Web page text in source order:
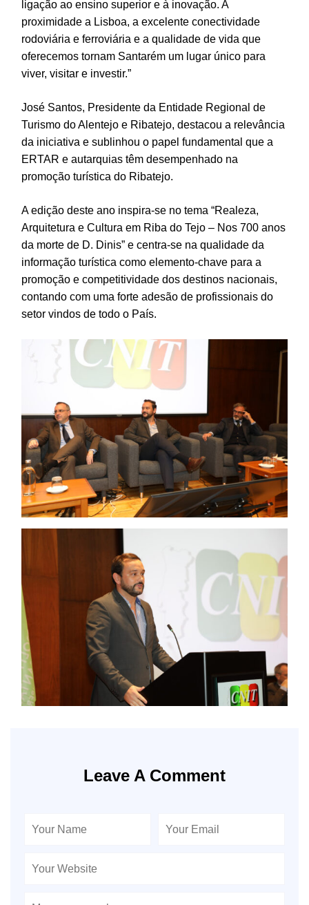
ligação ao ensino superior e à inovação. A
proximidade a Lisboa, a excelente conectividade
rodoviária e ferroviária e a qualidade de vida que
oferecemos tornam Santarém um lugar único para
viver, visitar e investir.”
José Santos, Presidente da Entidade Regional de
Turismo do Alentejo e Ribatejo, destacou a relevância
da iniciativa e sublinhou o papel fundamental que a
ERTAR e autarquias têm desempenhado na
promoção turística do Ribatejo.
A edição deste ano inspira-se no tema “Realeza,
Arquitetura e Cultura em Riba do Tejo – Nos 700 anos
da morte de D. Dinis” e centra-se na qualidade da
informação turística como elemento-chave para a
promoção e competitividade dos destinos nacionais,
contando com uma forte adesão de profissionais do
setor vindos de todo o País.
Leave A Comment